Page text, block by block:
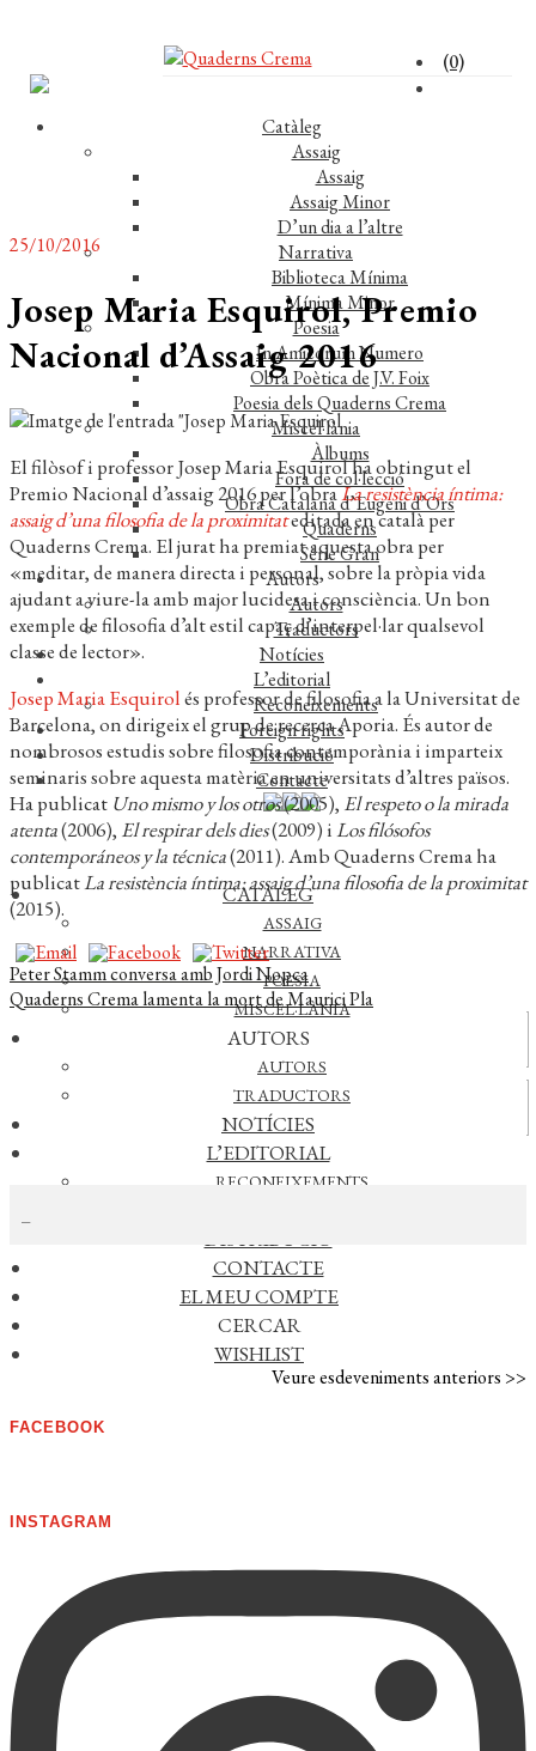
(0)
Catàleg
Assaig
Assaig
Assaig Minor
D’un dia a l’altre
Narrativa
Biblioteca Mínima
Mínima Minor
Poesia
In Amicorum Numero
Obra Poètica de J.V. Foix
Poesia dels Quaderns Crema
Miscel·lània
Àlbums
Fora de col·lecció
Obra Catalana d’Eugeni d’Ors
Quaderns
Sèrie Gran
Autors
Autors
Traductors
Notícies
L’editorial
Reconeixements
Foreign rights
Distribució
Contacte
CATÀLEG
ASSAIG
NARRATIVA
POESIA
MISCEL·LÀNIA
AUTORS
AUTORS
TRADUCTORS
NOTÍCIES
L’EDITORIAL
RECONEIXEMENTS
DISTRIBUCIÓ
CONTACTE
EL MEU COMPTE
CERCAR
WISHLIST
25/10/2016
Josep Maria Esquirol, Premio
Nacional d’Assaig 2016
El filòsof i professor Josep Maria Esquirol ha obtingut el
Premio Nacional d’assaig 2016 per l’obraLa resistència íntima:
assaig d’una filosofia de la proximitateditada en català per
Quaderns Crema. El jurat ha premiat aquesta obra per
«meditar, de manera directa i personal, sobre la pròpia vida
ajudant a viure-la amb major lucidesa i consciència. Un bon
exemple de filosofia d’alt estil capaç d’interpel·lar qualsevol
classe de lector».
Josep Maria Esquirolés professor de filosofia a la Universitat de
Barcelona, on dirigeix el grup de recerca Aporia. És autor de
nombrosos estudis sobre filosofia contemporània i imparteix
seminaris sobre aquesta matèria en universitats d’altres països.
Ha publicat Uno mismo y los otros(2005), El respeto o la mirada
atenta(2006), El respirar dels dies(2009) iLos filósofos
contemporáneos y la técnica(2011). Amb Quaderns Crema ha
publicatLa resistència íntima: assaig d’una filosofia de la proximitat
(2015).
Navegació
d'entrades
Entrada
anterior:
Peter Stamm conversa amb Jordi Nopca
Pròxima
entrada:
Quaderns Crema lamenta la mort de Maurici Pla
Actualitat
Vídeos
No s'han trobat esdeveniments
Veure esdeveniments anteriors >>
FACEBOOK
INSTAGRAM